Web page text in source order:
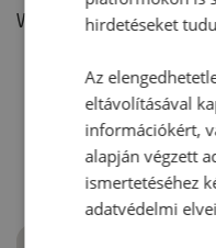
Vélemény írásához, kérjük,
hirdetéseket
Az
eltávolításával
információkért,
alapján végzett
ismertetéséhez
adatvédelmi